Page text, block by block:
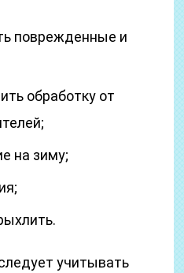
поврежденные и
обработку от
на зиму;
учитывать